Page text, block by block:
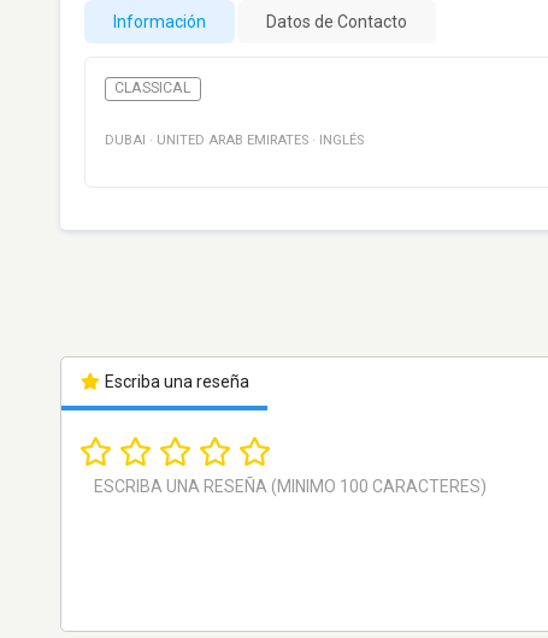
Información Datos de Contacto
CLASSICAL
DUBAI · UNITED ARAB EMIRATES · INGLÉS
Escriba una reseña